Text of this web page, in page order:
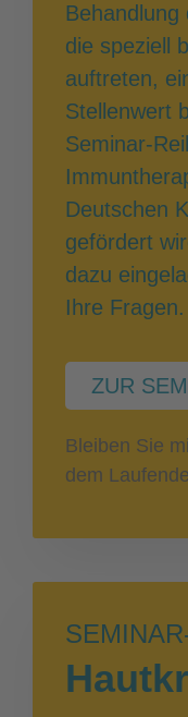
Behandlung
die speziell
auftreten,
Stellenwert
Seminar-
Deutschen
gefördert
dazu
Ihre Fragen.
ZUR
Bleiben Sie
dem